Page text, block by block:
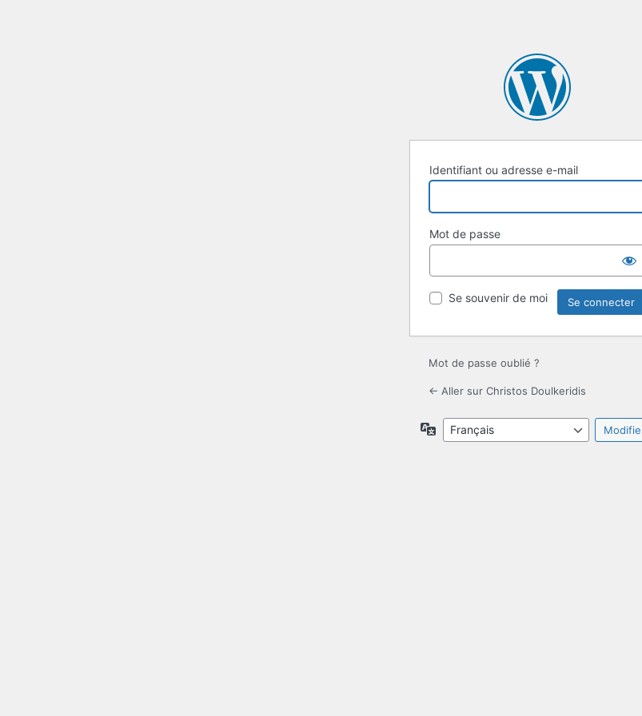
Identifiant ou adresse e-mail
Mot de passe
Se souvenir de moi
Mot de passe oublié ?
← Aller sur Christos Doulkeridis
Langue